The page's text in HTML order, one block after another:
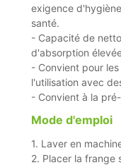
exigence
santé.
- Capacité de
d'absorption
- Convient pour
l'utilisation avec
- Convient à la
Mode d'emploi
1. Laver en
2. Placer la frange